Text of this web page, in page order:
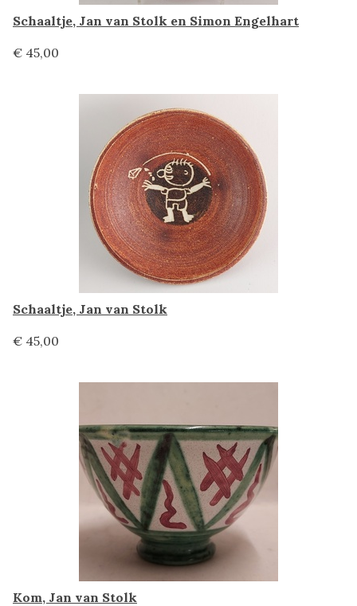
Schaaltje, Jan van Stolk en Simon Engelhart
€ 45,00
Schaaltje, Jan van Stolk
€ 45,00
Kom, Jan van Stolk